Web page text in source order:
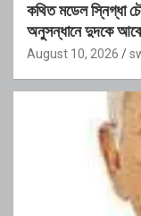
কথিত মডেল স্নিগ্ধা
অনুসন্ধানে দুদকে
August 10, 2026